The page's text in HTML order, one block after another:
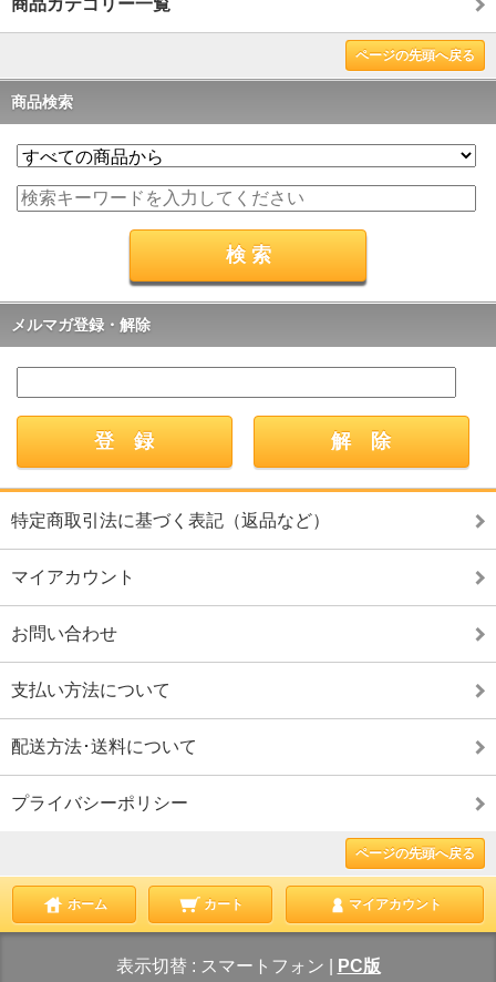
商品カテゴリー一覧
ページの先頭へ戻る
商品検索
メルマガ登録・解除
特定商取引法に基づく表記（返品など）
マイアカウント
お問い合わせ
支払い方法について
配送方法･送料について
プライバシーポリシー
ページの先頭へ戻る
ホーム カート マイアカウント
表示切替 : スマートフォン PC版